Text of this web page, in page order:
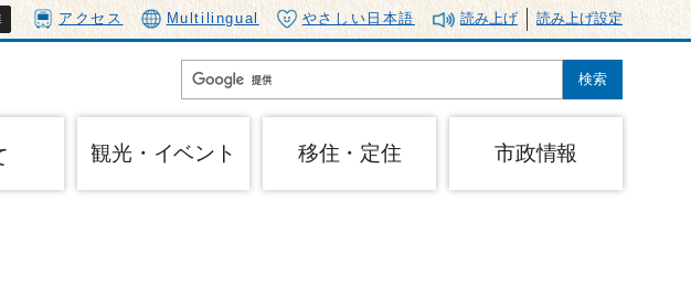
アクセス Multilingual やさしい日本語 読み上げ 読み上げ設定
観光・イベント 移住・定住 市政情報